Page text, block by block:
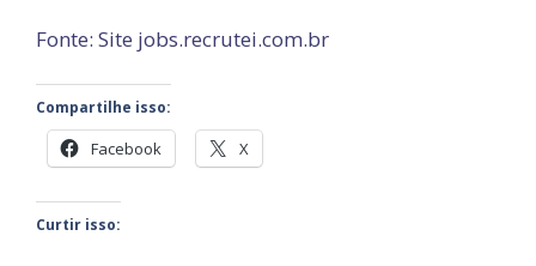
Fonte: Site jobs.recrutei.com.br
Compartilhe isso:
Facebook X
Curtir isso: